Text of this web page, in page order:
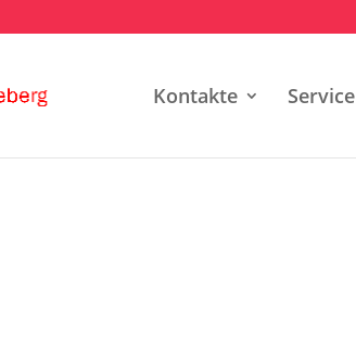
Kontakte Service